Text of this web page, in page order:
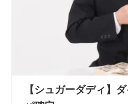
【シュガーダディ】